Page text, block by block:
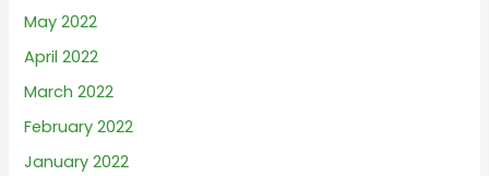
May 2022
April 2022
March 2022
February 2022
January 2022